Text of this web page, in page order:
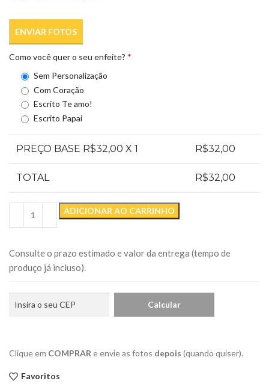
ENVIAR FOTOS
Como você quer o seu enfeite? *
Sem Personalização
Com Coração
Escrito Te amo!
Escrito Papai
PREÇO BASE R$32,00 X 1 R$32,00
TOTAL R$32,00
ADICIONAR AO CARRINHO
Consulte o prazo estimado e valor da entrega (tempo de
produço já incluso).
Clique em COMPRAR e envie as fotos depois (quando quiser).
Favoritos